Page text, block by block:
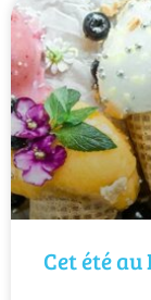
Cet été au